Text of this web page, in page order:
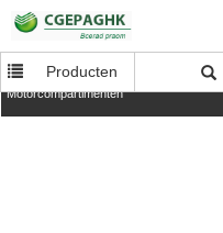
Producten
Thermoset Plastic 24V Auto
Motorcompartimenten